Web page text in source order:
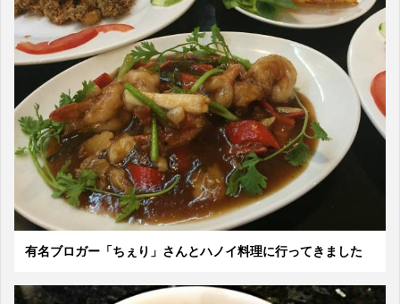
有名ブロガー「ちぇり」さんとハノイ料理に行ってきました